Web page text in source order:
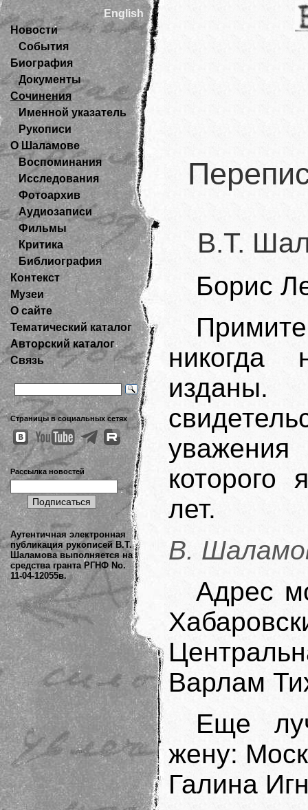
English
Новости
События
Биография
Документы
Сочинения
Именной указатель
Рукописи
О Шаламове
Воспоминания
Исследования
Фотоархив
Аудиозаписи
Фильмы
Критика
Библиография
Контекст
Музеи
О сайте
Тематический каталог
Авторский каталог
Связь
Страницы в социальных сетях
Рассылка новостей
Аутентичная электронная
публикация рукописей В.Т.
Шаламова выполняется на
средства гранта РГНФ No.
11-04-12055в.
В.Т.
Борис
никогда
которого
лет.
В.
Адрес
Варлам
Еще
жену:
Галина